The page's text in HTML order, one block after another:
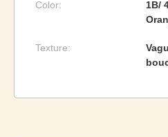
Color:
1B/
Texture: